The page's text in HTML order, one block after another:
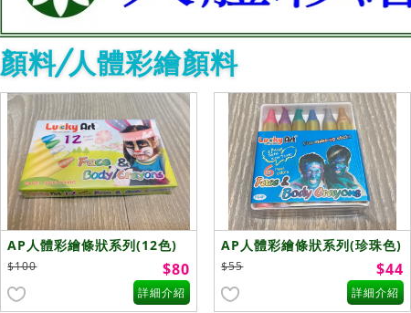
顏料/人體彩繪顏料
AP人體彩繪條狀系列(12色)
$100 $80
詳細介紹
AP人體彩繪條狀系列(珍珠色)
$55 $44
詳細介紹